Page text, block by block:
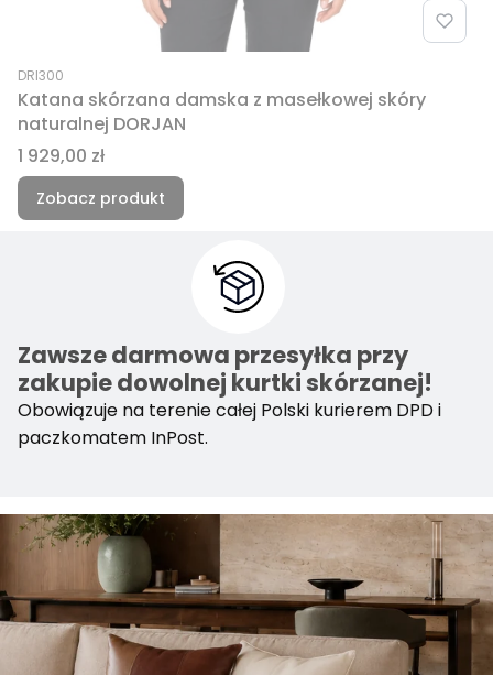
Kod produktu
DRI300
Katana skórzana damska z masełkowej skóry
naturalnej DORJAN
Cena
1 929,00 zł
Zobacz produkt
Zawsze darmowa przesyłka przy
zakupie dowolnej kurtki skórzanej!
Obowiązuje na terenie całej Polski kurierem DPD i
paczkomatem InPost.